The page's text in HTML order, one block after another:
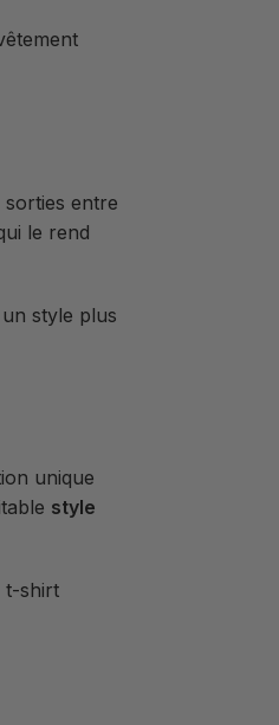
sorties entre
le rend
style plus
unique
style
t-shirt